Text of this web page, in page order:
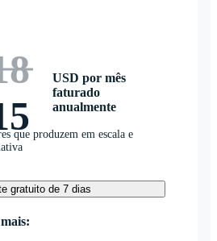
USD por mês
faturado
anualmente
que produzem em escala e
gratuito de 7 dias